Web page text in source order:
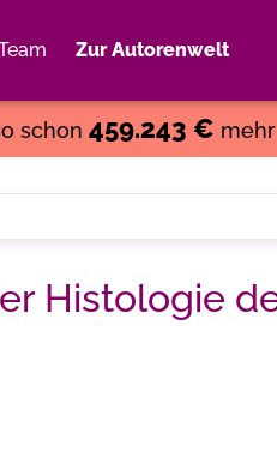
Zur Autorenwelt
schon 459.243 €
Histologie